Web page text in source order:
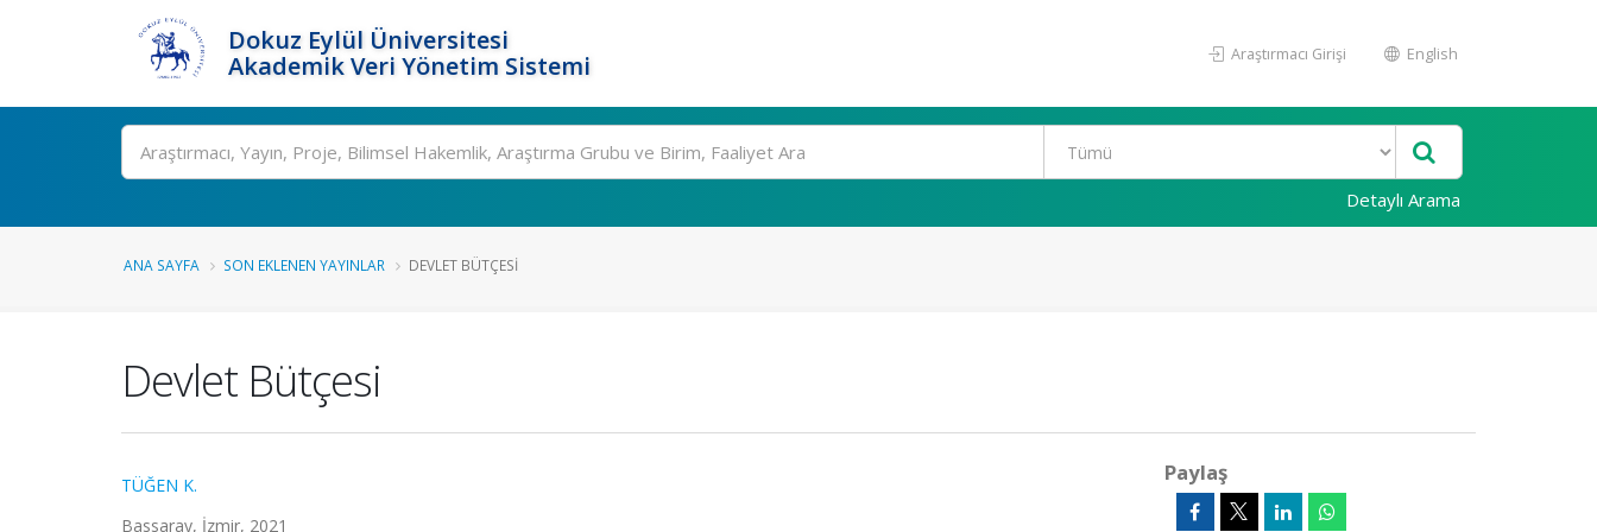
Dokuz Eylül Üniversitesi
Akademik Veri Yönetim Sistemi
Araştırmacı Girişi English
Ara
Detaylı Arama
ANA SAYFA SON EKLENEN YAYINLAR DEVLET BÜTÇESI
Devlet Bütçesi
TÜĞEN K.
Bassaray, İzmir, 2021
Paylaş